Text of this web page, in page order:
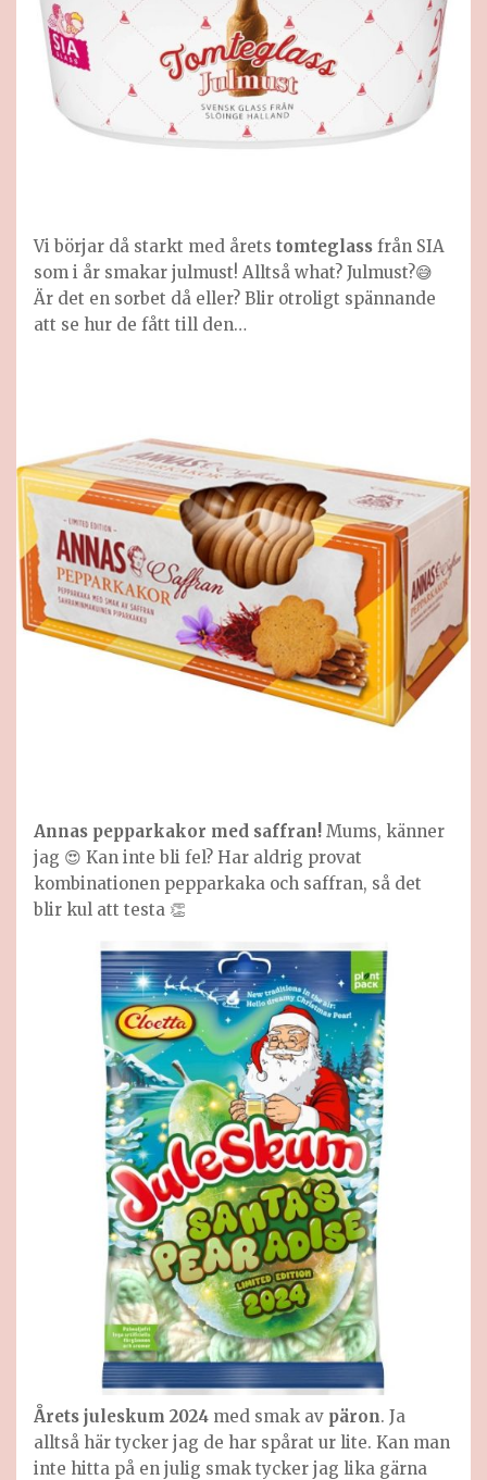
Vi börjar då starkt med årets tomteglass från SIA
som i år smakar julmust! Alltså what? Julmust?😅
Är det en sorbet då eller? Blir otroligt spännande
att se hur de fått till den…
Annas pepparkakor med saffran! Mums, känner
jag 😍 Kan inte bli fel? Har aldrig provat
kombinationen pepparkaka och saffran, så det
blir kul att testa 👏
Årets juleskum 2024 med smak av päron. Ja
alltså här tycker jag de har spårat ur lite. Kan man
inte hitta på en julig smak tycker jag lika gärna